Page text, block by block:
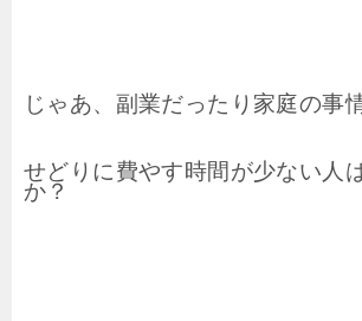
じゃあ、副業だったり家庭の事
せどりに費やす時間が少ない人
か？